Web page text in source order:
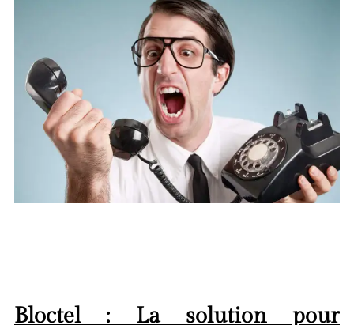
Bloctel : La solution pour